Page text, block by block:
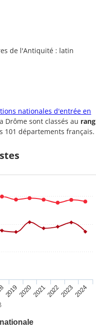
de l'Antiquité : latin
nationales d'entrée en
Drôme sont classés au rang
101 départements français.
201920202021202220232024